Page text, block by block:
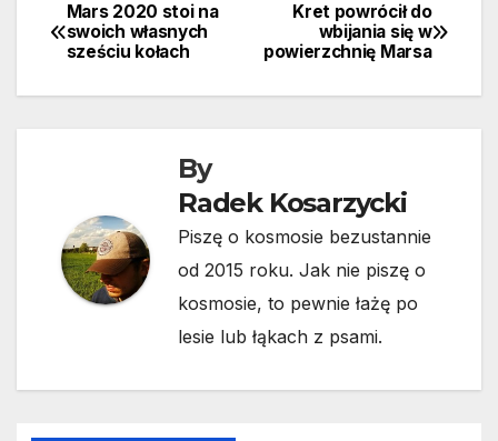
Nawigacja
wpisu
Kret powrócił do
wbijania się w
powierzchnię Marsa
Mars 2020 stoi na
swoich własnych
sześciu kołach
By
Radek Kosarzycki
Piszę o kosmosie bezustannie
od 2015 roku. Jak nie piszę o
kosmosie, to pewnie łażę po
lesie lub łąkach z psami.